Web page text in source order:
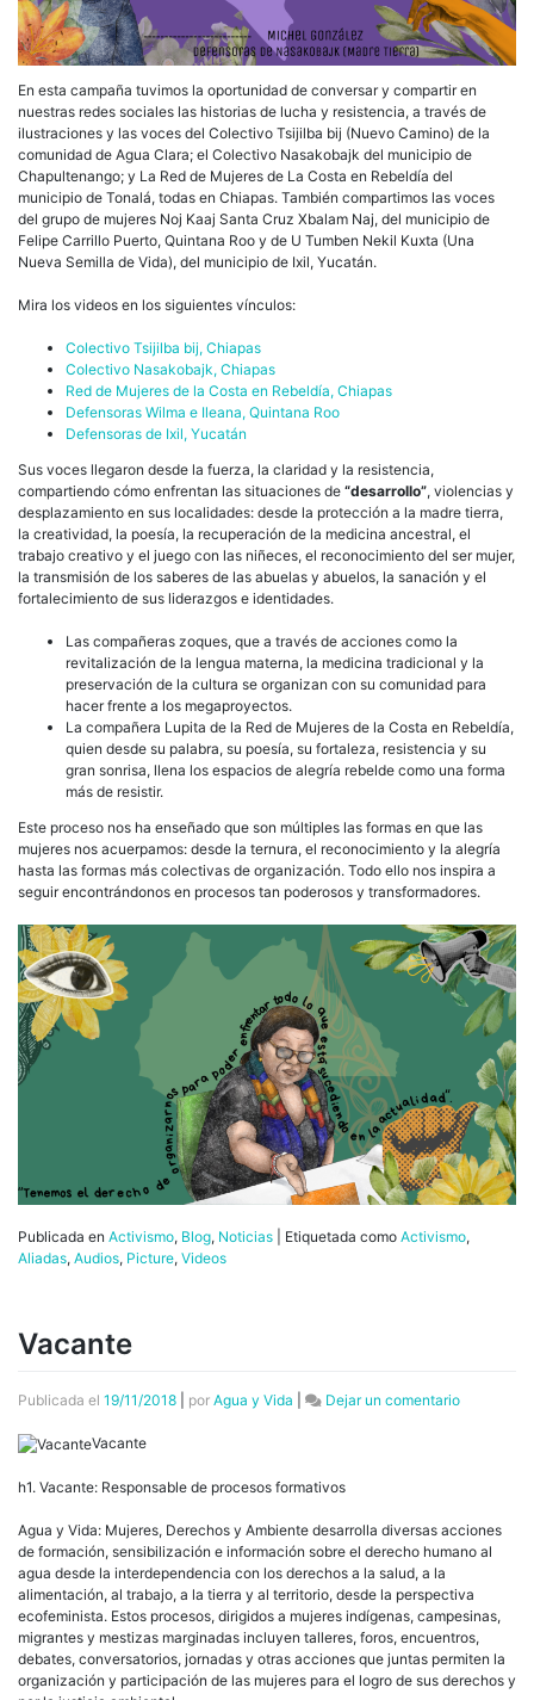
En esta campaña tuvimos la oportunidad de conversar y compartir en
nuestras redes sociales las historias de lucha y resistencia, a través de
ilustraciones y las voces del Colectivo Tsijilba bij (Nuevo Camino) de la
comunidad de Agua Clara; el Colectivo Nasakobajk del municipio de
Chapultenango; y La Red de Mujeres de La Costa en Rebeldía del
municipio de Tonalá, todas en Chiapas. También compartimos las voces
del grupo de mujeres Noj Kaaj Santa Cruz Xbalam Naj, del municipio de
Felipe Carrillo Puerto, Quintana Roo y de U Tumben Nekil Kuxta (Una
Nueva Semilla de Vida), del municipio de Ixil, Yucatán.
Mira los videos en los siguientes vínculos:
Colectivo Tsijilba bij, Chiapas
Colectivo Nasakobajk, Chiapas
Red de Mujeres de la Costa en Rebeldía, Chiapas
Defensoras Wilma e Ileana, Quintana Roo
Defensoras de Ixil, Yucatán
Sus voces llegaron desde la fuerza, la claridad y la resistencia,
compartiendo cómo enfrentan las situaciones de “desarrollo”, violencias y
desplazamiento en sus localidades: desde la protección a la madre tierra,
la creatividad, la poesía, la recuperación de la medicina ancestral, el
trabajo creativo y el juego con las niñeces, el reconocimiento del ser mujer,
la transmisión de los saberes de las abuelas y abuelos, la sanación y el
fortalecimiento de sus liderazgos e identidades.
Las compañeras zoques, que a través de acciones como la
revitalización de la lengua materna, la medicina tradicional y la
preservación de la cultura se organizan con su comunidad para
hacer frente a los megaproyectos.
La compañera Lupita de la Red de Mujeres de la Costa en Rebeldía,
quien desde su palabra, su poesía, su fortaleza, resistencia y su
gran sonrisa, llena los espacios de alegría rebelde como una forma
más de resistir.
Este proceso nos ha enseñado que son múltiples las formas en que las
mujeres nos acuerpamos: desde la ternura, el reconocimiento y la alegría
hasta las formas más colectivas de organización. Todo ello nos inspira a
seguir encontrándonos en procesos tan poderosos y transformadores.
Publicada en Activismo, Blog, Noticias Etiquetada como Activismo,
Aliadas, Audios, Picture, Videos
Vacante
Publicada el 19/11/2018 por Agua y Vida Dejar un comentarioen
Vacante
h1. Vacante: Responsable de procesos formativos
Agua y Vida: Mujeres, Derechos y Ambiente desarrolla diversas acciones
de formación, sensibilización e información sobre el derecho humano al
agua desde la interdependencia con los derechos a la salud, a la
alimentación, al trabajo, a la tierra y al territorio, desde la perspectiva
ecofeminista. Estos procesos, dirigidos a mujeres indígenas, campesinas,
migrantes y mestizas marginadas incluyen talleres, foros, encuentros,
debates, conversatorios, jornadas y otras acciones que juntas permiten la
organización y participación de las mujeres para el logro de sus derechos y